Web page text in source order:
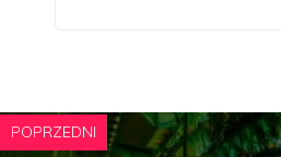
POPRZEDNI